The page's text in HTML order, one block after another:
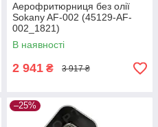
Аерофритюрниця без олії
Sokany AF-002 (45129-AF-
002_1821)
В наявності
2 941 ₴ 3 917 ₴
–25%